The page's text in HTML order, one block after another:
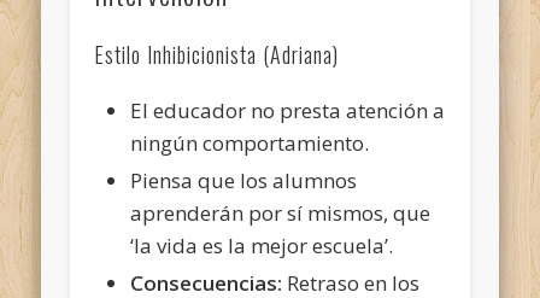
Estilo Inhibicionista (Adriana)
El educador no presta atención a
ningún comportamiento.
Piensa que los alumnos
aprenderán por sí mismos, que
‘la vida es la mejor escuela’.
Consecuencias: Retraso en los